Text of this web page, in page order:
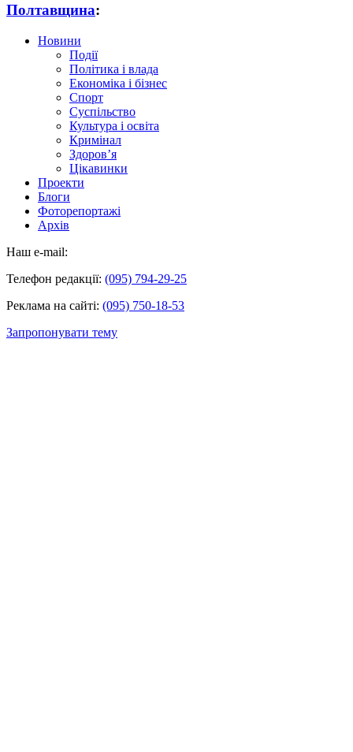
Полтавщина:
Новини
Події
Політика і влада
Економіка і бізнес
Спорт
Суспільство
Культура і освіта
Кримінал
Здоров’я
Цікавинки
Проекти
Блоги
Фоторепортажі
Архів
Наш e-mail:
Телефон редакції: (095) 794-29-25
Реклама на сайті: (095) 750-18-53
Запропонувати тему